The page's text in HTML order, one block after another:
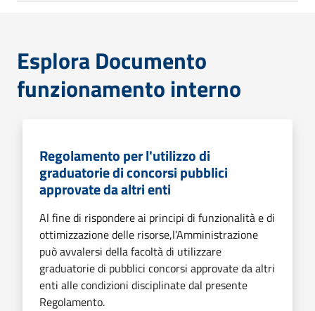
Esplora Documento
funzionamento interno
Regolamento per l'utilizzo di
graduatorie di concorsi pubblici
approvate da altri enti
Al fine di rispondere ai principi di funzionalità e di
ottimizzazione delle risorse,l’Amministrazione
può avvalersi della facoltà di utilizzare
graduatorie di pubblici concorsi approvate da altri
enti alle condizioni disciplinate dal presente
Regolamento.